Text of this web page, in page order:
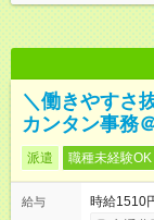
＼働きやすさ
カンタン事務
派遣 職種未経験OK
給与
時給1510